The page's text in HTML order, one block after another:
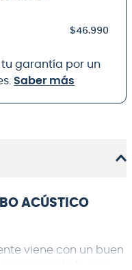
$46.990
tu garantía por un
Saber más
ACÚSTICO
viene con un buen